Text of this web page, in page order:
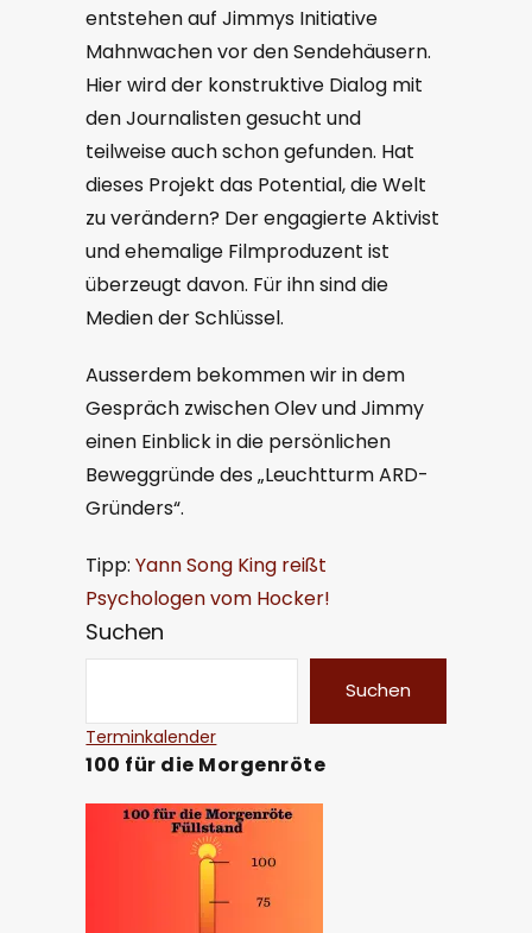
entstehen auf Jimmys Initiative
Mahnwachen vor den Sendehäusern.
Hier wird der konstruktive Dialog mit
den Journalisten gesucht und
teilweise auch schon gefunden. Hat
dieses Projekt das Potential, die Welt
zu verändern? Der engagierte Aktivist
und ehemalige Filmproduzent ist
überzeugt davon. Für ihn sind die
Medien der Schlüssel.
Ausserdem bekommen wir in dem
Gespräch zwischen Olev und Jimmy
einen Einblick in die persönlichen
Beweggründe des „Leuchtturm ARD-
Gründers“.
Tipp:Yann Song King reißt
Psychologen vom Hocker!
Suchen
Suchen
Terminkalender
100 für die Morgenröte